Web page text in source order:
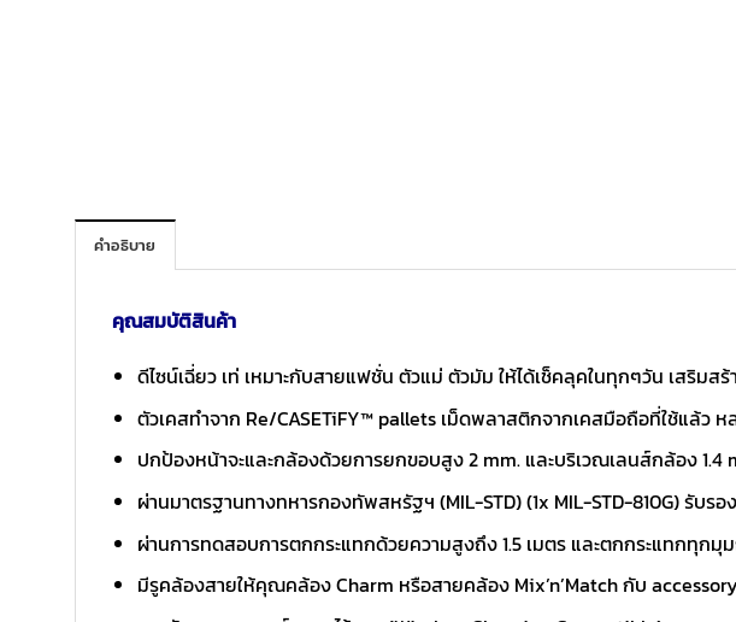
คำอธิบาย
คุณสมบัติสินค้า
ดีไซน์เฉี่ยว เท่ เหมาะกับสายแฟชั่น ตัวแม่ ตัวมัม ให้ได้เช็คลุคในทุกๆวัน เสริมสร้
ตัวเคสทำจาก Re/CASETiFY™ pallets เม็ดพลาสติกจากเคสมือถือที่ใช้แล้
ปกป้องหน้าจะและกล้องด้วยการยกขอบสูง 2 mm. และบริเวณเลนส์กล้อง 1.4
ผ่านมาตรฐานทางทหารกองทัพสหรัฐฯ (MIL-STD) (1x MIL-STD-810G) รับร
ผ่านการทดสอบการตกกระแทกด้วยความสูงถึง 1.5 เมตร และตกกระแทกทุกมุ
มีรูคล้องสายให้คุณคล้อง Charm หรือสายคล้อง Mix’n’Match กับ